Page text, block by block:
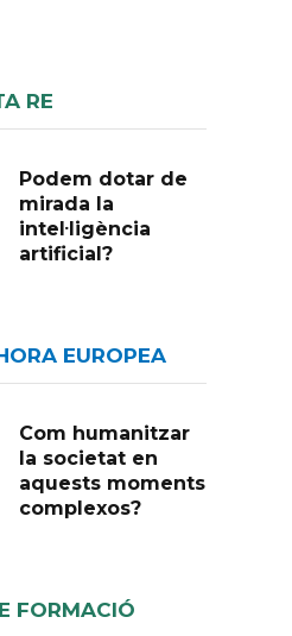
RE
Podem dotar de
mirada la
intel·ligència
artificial?
EUROPEA
Com humanitzar
la societat en
aquests moments
complexos?
FORMACIÓ